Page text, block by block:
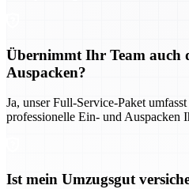
Übernimmt Ihr Team auch
Auspacken?
Ja, unser Full-Service-Paket
professionelle Ein- und Auspacken
Ist mein Umzugsgut